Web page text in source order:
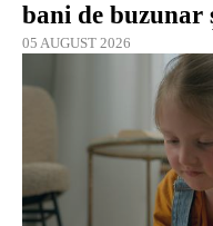
bani de buzunar
05 AUGUST 2026